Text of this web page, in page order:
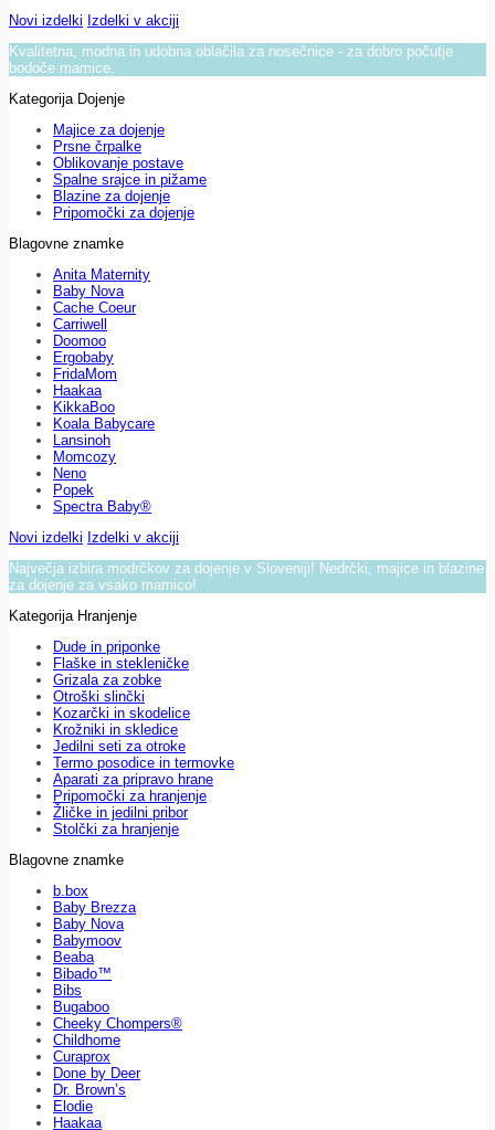
Novi izdelki Izdelki v akciji
Kvalitetna, modna in udobna oblačila za nosečnice - za dobro počutje
bodoče mamice.
Kategorija Dojenje
Majice za dojenje
Prsne črpalke
Oblikovanje postave
Spalne srajce in pižame
Blazine za dojenje
Pripomočki za dojenje
Blagovne znamke
Anita Maternity
Baby Nova
Cache Coeur
Carriwell
Doomoo
Ergobaby
FridaMom
Haakaa
KikkaBoo
Koala Babycare
Lansinoh
Momcozy
Neno
Popek
Spectra Baby®
Novi izdelki Izdelki v akciji
Največja izbira modrčkov za dojenje v Sloveniji! Nedrčki, majice in blazine
za dojenje za vsako mamico!
Kategorija Hranjenje
Dude in priponke
Flaške in stekleničke
Grizala za zobke
Otroški slinčki
Kozarčki in skodelice
Krožniki in skledice
Jedilni seti za otroke
Termo posodice in termovke
Aparati za pripravo hrane
Pripomočki za hranjenje
Žličke in jedilni pribor
Stolčki za hranjenje
Blagovne znamke
b.box
Baby Brezza
Baby Nova
Babymoov
Beaba
Bibado™
Bibs
Bugaboo
Cheeky Chompers®
Childhome
Curaprox
Done by Deer
Dr. Brown’s
Elodie
Haakaa